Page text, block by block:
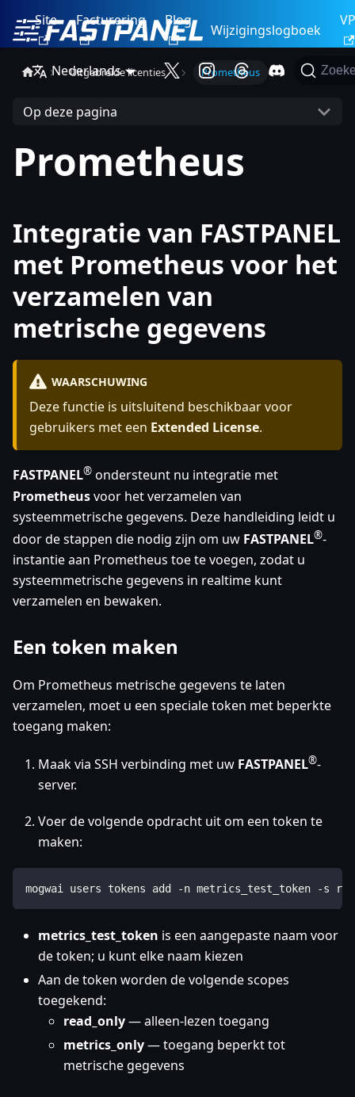
Site Facturering Blog
Wijzigingslogboek
Nederlands
Uitgebreide licenties Prometheus
Op deze pagina
Prometheus
Integratie van FASTPANEL
met Prometheus voor het
verzamelen van
metrische gegevens
WAARSCHUWING
Deze functie is uitsluitend beschikbaar voor
gebruikers met een Extended License.
FASTPANEL® ondersteunt nu integratie met
Prometheusvoor het verzamelen van
systeemmetrische gegevens. Deze handleiding leidt u
door de stappen die nodig zijn om uw FASTPANEL®-
instantie aan Prometheus toe te voegen, zodat u
systeemmetrische gegevens in realtime kunt
verzamelen en bewaken.
Een token maken
Om Prometheus metrische gegevens te laten
verzamelen, moet u een speciale token met beperkte
toegang maken:
Maak via SSH verbinding met uw FASTPANEL®-
server.
Voer de volgende opdracht uit om een token te
maken:
mogwai users tokens add -n metrics_test_token -s
metrics_test_token is een aangepaste naam voor
de token; u kunt elke naam kiezen
Aan de token worden de volgende scopes
toegekend:
read_only— alleen-lezen toegang
metrics_only— toegang beperkt tot
metrische gegevens